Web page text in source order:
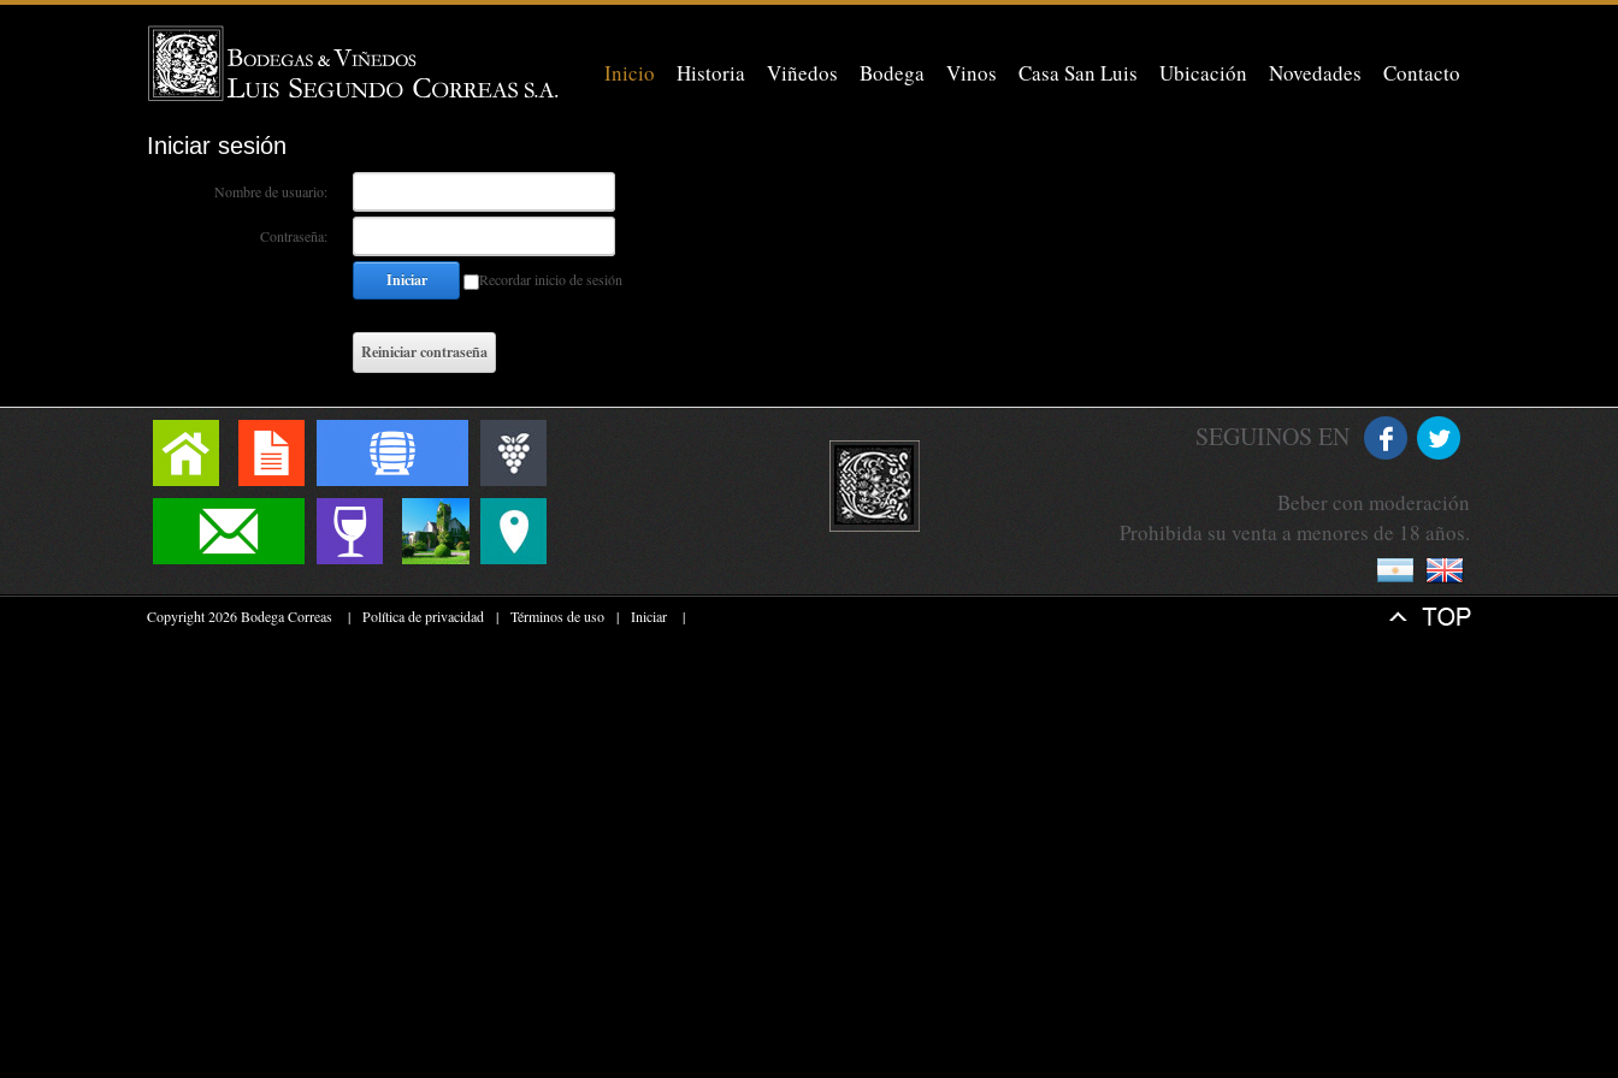
Inicio Historia Viñedos Bodega Vinos Casa San Luis Ubicación Novedades Contacto
Iniciar sesión
Nombre de usuario:
Contraseña:
Iniciar Recordar inicio de sesión
Reiniciar contraseña
SEGUINOS EN
Beber con moderación
Prohibida su venta a menores de 18 años.
Copyright 2026 Bodega Correas | Política de privacidad | Términos de uso | Iniciar |